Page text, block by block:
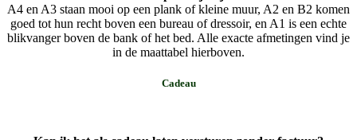
A4 en A3 staan mooi op een plank of kleine muur, A2 en B2 komen
goed tot hun recht boven een bureau of dressoir, en A1 is een echte
blikvanger boven de bank of het bed. Alle exacte afmetingen vind je
in de maattabel hierboven.
Cadeau